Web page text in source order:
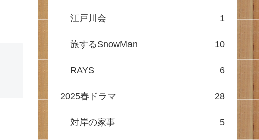
江戸川会 1
旅するSnowMan 10
RAYS 6
2025春ドラマ 28
対岸の家事 5